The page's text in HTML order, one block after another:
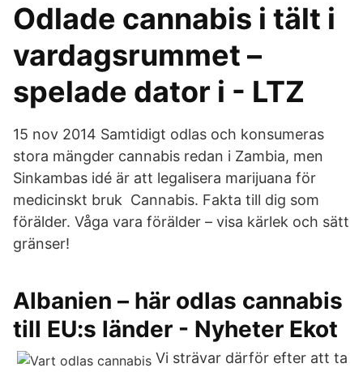
Odlade cannabis i tält i
vardagsrummet –
spelade dator i - LTZ
15 nov 2014 Samtidigt odlas och konsumeras
stora mängder cannabis redan i Zambia, men
Sinkambas idé är att legalisera marijuana för
medicinskt bruk Cannabis. Fakta till dig som
förälder. Våga vara förälder – visa kärlek och sätt
gränser!
Albanien – här odlas cannabis
till EU:s länder - Nyheter Ekot
Vi strävar därför efter att ta